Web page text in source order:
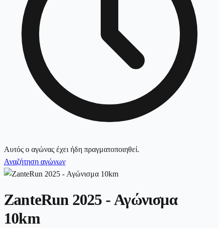
Αυτός ο αγώνας έχει ήδη πραγματοποιηθεί.
Αναζήτηση αγώνων
ZanteRun 2025 - Αγώνισμα
10km